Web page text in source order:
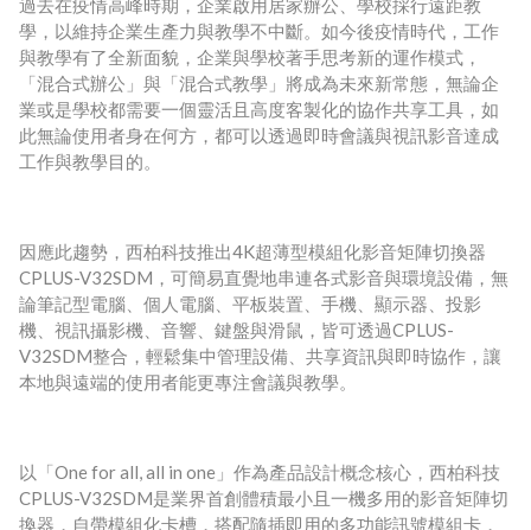
過去在疫情高峰時期，企業啟用居家辦公、學校採行遠距教
學，以維持企業生產力與教學不中斷。如今後疫情時代，工作
與教學有了全新面貌，企業與學校著手思考新的運作模式，
「混合式辦公」與「混合式教學」將成為未來新常態，無論企
業或是學校都需要一個靈活且高度客製化的協作共享工具，如
此無論使用者身在何方，都可以透過即時會議與視訊影音達成
工作與教學目的。
因應此趨勢，西柏科技推出4K超薄型模組化影音矩陣切換器
CPLUS-V32SDM，可簡易直覺地串連各式影音與環境設備，無
論筆記型電腦、個人電腦、平板裝置、手機、顯示器、投影
機、視訊攝影機、音響、鍵盤與滑鼠，皆可透過CPLUS-
V32SDM整合，輕鬆集中管理設備、共享資訊與即時協作，讓
本地與遠端的使用者能更專注會議與教學。
以「One for all, all in one」作為產品設計概念核心，西柏科技
CPLUS-V32SDM是業界首創體積最小且一機多用的影音矩陣切
換器，自帶模組化卡槽，搭配隨插即用的多功能訊號模組卡，